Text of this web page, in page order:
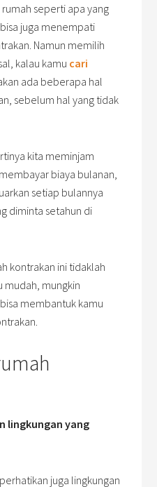
seperti apa yang
juga menempati
Namun memilih
kalau kamu cari
ada beberapa hal
sebelum hal yang tidak
kita meminjam
biaya bulanan,
setiap bulannya
diminta setahun di
kontrakan ini tidaklah
mungkin
membantuk kamu
lingkungan yang
juga lingkungan